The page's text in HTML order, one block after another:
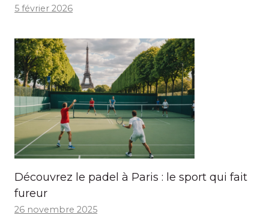
5 février 2026
Découvrez le padel à Paris : le sport qui fait
fureur
26 novembre 2025